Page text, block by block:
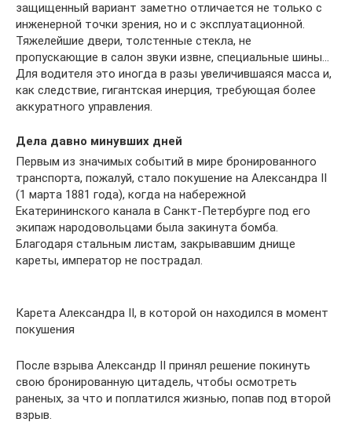
защищенный вариант заметно отличается не только с
инженерной точки зрения, но и с эксплуатационной.
Тяжелейшие двери, толстенные стекла, не
пропускающие в салон звуки извне, специальные шины…
Для водителя это иногда в разы увеличившаяся масса и,
как следствие, гигантская инерция, требующая более
аккуратного управления.
Дела давно минувших дней
Первым из значимых событий в мире бронированного
транспорта, пожалуй, стало покушение на Александра II
(1 марта 1881 года), когда на набережной
Екатерининского канала в Санкт-Петербурге под его
экипаж народовольцами была закинута бомба.
Благодаря стальным листам, закрывавшим днище
кареты, император не пострадал.
Карета Александра II, в которой он находился в момент
покушения
После взрыва Александр II принял решение покинуть
свою бронированную цитадель, чтобы осмотреть
раненых, за что и поплатился жизнью, попав под второй
взрыв.